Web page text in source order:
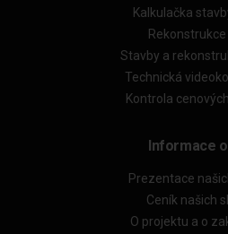
Kalkulačka
Stavby a
Technická
Kontrola
Informace
Prezentace
Ceník našich
O projektu a o